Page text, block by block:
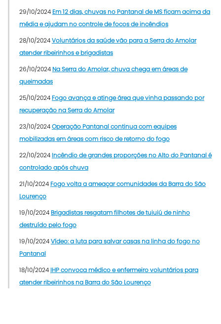
29/10/2024 Em 12 dias, chuvas no Pantanal de MS ficam acima da
média e ajudam no controle de focos de incêndios
28/10/2024Voluntários da saúde vão para a Serra do Amolar
atender ribeirinhos e brigadistas
26/10/2024 Na Serra do Amolar, chuva chega em áreas de
queimadas
25/10/2024 Fogo avança e atinge área que vinha passando por
recuperação na Serra do Amolar
23/10/2024Operação Pantanal continua com equipes
mobilizadas em áreas com risco de retorno do fogo
22/10/2024 Incêndio de grandes proporções no Alto do Pantanal é
controlado após chuva
21/10/2024 Fogo volta a ameaçar comunidades da Barra do São
Lourenço
19/10/2024 Brigadistas resgatam filhotes de tuiuiú de ninho
destruído pelo fogo
19/10/2024Vídeo: a luta para salvar casas na linha do fogo no
Pantanal
18/10/2024 IHP convoca médico e enfermeiro voluntários para
atender ribeirinhos na Barra do São Lourenço